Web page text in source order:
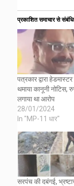
प्रकाशित समाचार से
पत्रकार द्वारा
थमाया कानूनी नोटिस,
लगाया था आरोप
28/01/2024
In "MP-11 धार"
सरपंच की दबंगई,